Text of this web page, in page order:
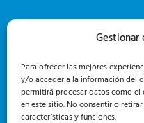
Gestionar
Para ofrecer las mejores
y/o acceder a la información del
permitirá procesar datos como
en este sitio. No consentir o
características y funciones.